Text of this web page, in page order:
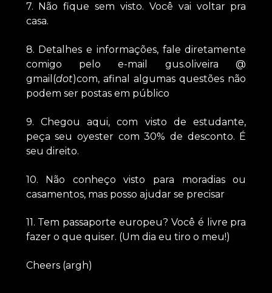
7. Não fique sem visto. Você vai voltar pra
casa.
8. Detalhes e informações, fale diretamente
comigo pelo e-mail gus.oliveira @
gmail(dot)com, afinal algumas questões não
podem ser postas em público
9. Chegou aqui, com visto de estudante,
peça seu oyester com 30% de desconto. É
seu direito.
10. Não conheço visto para moradias ou
casamentos, mas posso ajudar se precisar
11. Tem passaporte europeu? Você é livre pra
fazer o que quiser. (Um dia eu tiro o meu!)
Cheers (argh)